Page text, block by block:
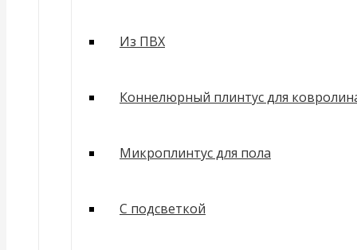
Из ПВХ
Коннелюрный плинтус для
Микроплинтус для пола
С подсветкой